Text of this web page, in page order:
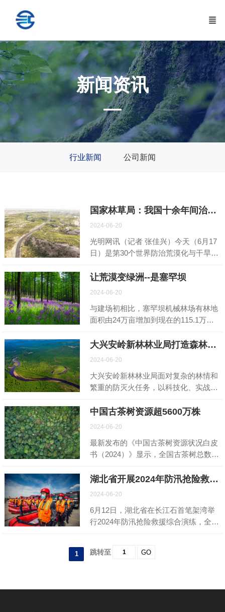
新闻资讯
—
行业新闻 公司新闻
国家林草局：我国十余年间治理沙化土地超3亿亩
2024-06-20
光明网讯（记者 张佳兴）今天（6月17
日）是第30个世界防治荒漠化与干旱
攻坚战筑牢北方生态安全屏障”。记者
工程建设力度，推进科学化、规模化治
沙，完成沙化土地治理任务3.31亿亩，
沙化土地得到有效治理。
让荒漠变绿洲--是塞罕坝
2024-06-20
与建场初相比，塞罕坝机械林场有林地
面积由24万亩增加到现在的115.1万
82%，林木蓄积由33万立方米增加到现
每年提供的生态系统服务价值达155.9
亿元，为京津冀筑起了一道牢固的绿色
大兴安岭新林林业局打造森林防灭火“铁军”
2024-06-20
大兴安岭新林林业局面对复杂的林情和
繁重的防灭火任务，以科技化、实战
火“铁军”。通过建设四大训练场、开展
系统，实现智能化指挥与监控。此外，
加强专业队伍标准化建设，配齐先进设
统。去年至今，新林林业局成功扑救多
起雷击森林火灾，平均灭火时间仅73分
能力。
中国古茶树资源超5600万株
2024-06-20
最新发布的《中国古茶树资源状况白皮
书（2024）》显示，全国古茶树总数达
州、广西等地，其中云南占比最高，达
载体。随着《云南省古茶树保护条例》
的实施和国家林业行业标准《古茶树》
准。这些措施有助于实现古茶树资源的
科学保护与合理利用。
湖北省开展2024年防汛抢险救援综合演练
2024-06-20
6月12日，湖北省在长江石首笔架湾举
行2024年防汛抢险救援综合演练，全省
灾害，涵盖预警叫应、通信保障、道路
险情的综合能力。演练强化了实战救援
1 跳转至 GO